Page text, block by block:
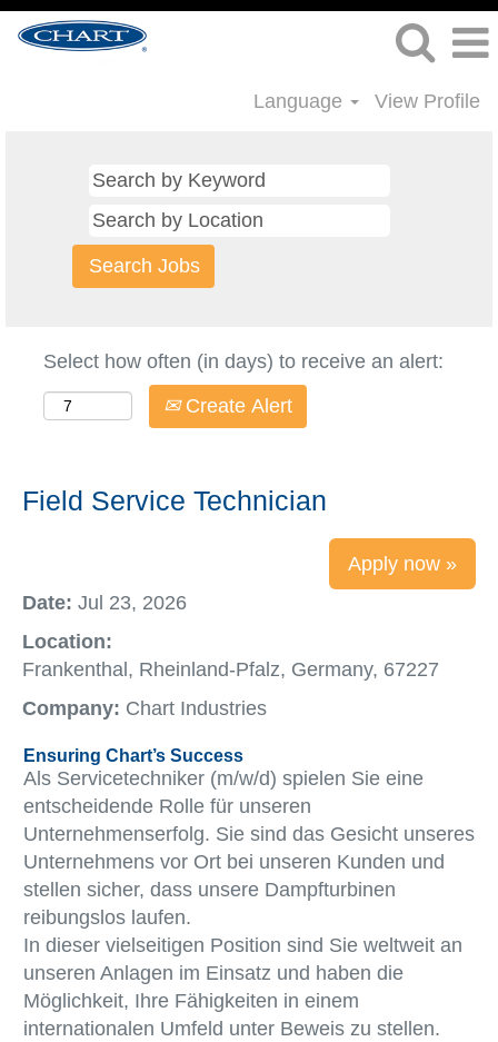
Language View Profile
Select how often (in days) to receive an alert:
Create Alert
Field Service Technician
Apply now »
Date: Jul 23, 2026
Location:
Frankenthal, Rheinland-Pfalz, Germany, 67227
Company: Chart Industries
Ensuring Chart’s Success
Als Servicetechniker (m/w/d) spielen Sie eine
entscheidende Rolle für unseren
Unternehmenserfolg. Sie sind das Gesicht unseres
Unternehmens vor Ort bei unseren Kunden und
stellen sicher, dass unsere Dampfturbinen
reibungslos laufen.
In dieser vielseitigen Position sind Sie weltweit an
unseren Anlagen im Einsatz und haben die
Möglichkeit, Ihre Fähigkeiten in einem
internationalen Umfeld unter Beweis zu stellen.